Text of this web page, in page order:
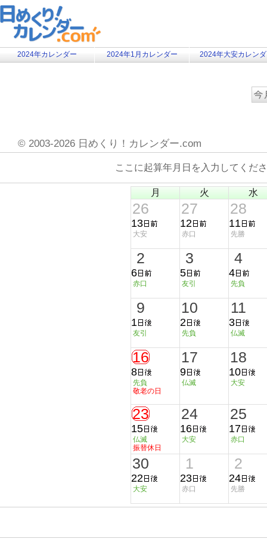
2024年カレンダー 2024年1月カレンダー 2024年大安カレン
© 2003-2026 日めくり！カレンダー.com
ここに起算年月日を入力してく
月 火 水
26
13
大安
27
12
赤口
28
11
先勝
2
6
赤口
3
5
友引
4
4
先負
9
1
友引
10
2
先負
11
3
仏滅
16
8
先負
敬老の日
17
9
仏滅
18
10
大安
23
15
仏滅
振替休日
24
16
大安
25
17
赤口
30
22
大安
1
23
赤口
2
24
先勝